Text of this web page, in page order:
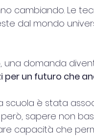
cambiando. Le
dal mondo
una domanda
per un futuro che
scuola è stata
sapere non
capacità che